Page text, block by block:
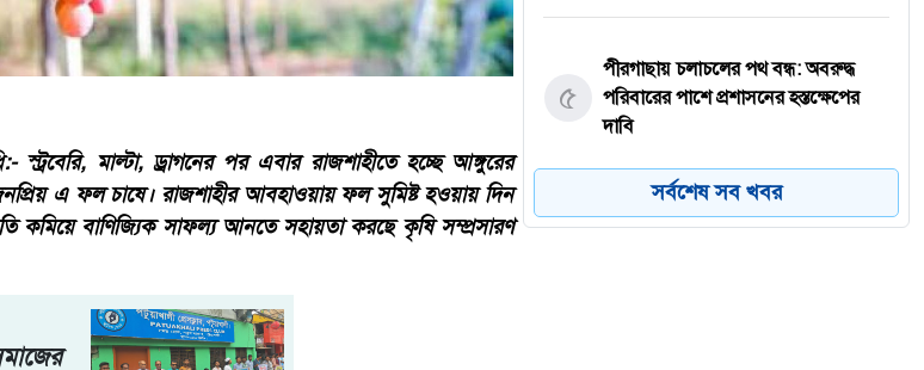
স্ট্রবেরি, মাল্টা, ড্রাগনের পর এবার রাজশাহীতে হচ্ছে আঙ্গুরের
এ ফল চাষে। রাজশাহীর আবহাওয়ায় ফল সুমিষ্ট হওয়ায় দিন
কমিয়ে বাণিজ্যিক সাফল্য আনতে সহায়তা করছে কৃষি সম্প্রসারণ
৫
পীরগাছায় চলাচলের পথ বন্ধ: অবরুদ্ধ
পরিবারের পাশে প্রশাসনের হস্তক্ষেপের
দাবি
যশোরের কেশবপুরে যথাযোগ্য মর্যাদায়
সর্বশেষ সব খবর